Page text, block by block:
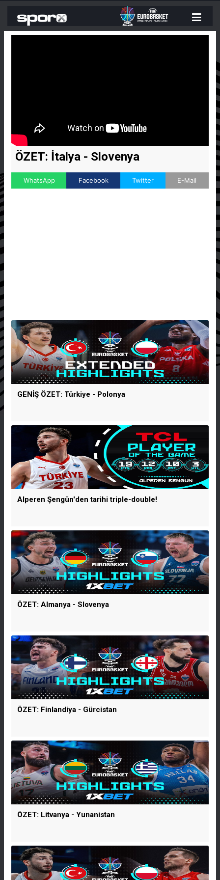
ÖZET: İtalya - Slovenya
WhatsApp Facebook Twitter E-Mail
GENİŞ ÖZET: Türkiye - Polonya
Alperen Şengün'den tarihi triple-double!
ÖZET: Almanya - Slovenya
ÖZET: Finlandiya - Gürcistan
ÖZET: Litvanya - Yunanistan